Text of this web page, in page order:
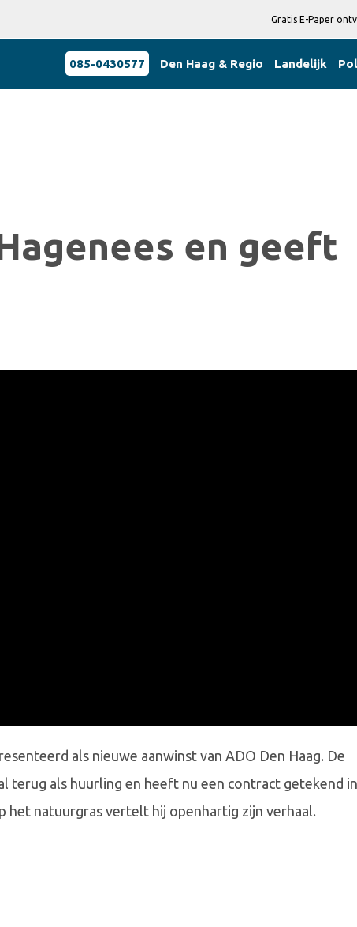
Gratis E-Paper
085-0430577 Den Haag & Regio Landelijk
en geeft
als nieuwe aanwinst van ADO Den Haag. De
terug als huurling en heeft nu een contract getekend in
het natuurgras vertelt hij openhartig zijn verhaal.